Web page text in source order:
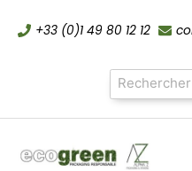
+33 (0)1 49 80 12 12